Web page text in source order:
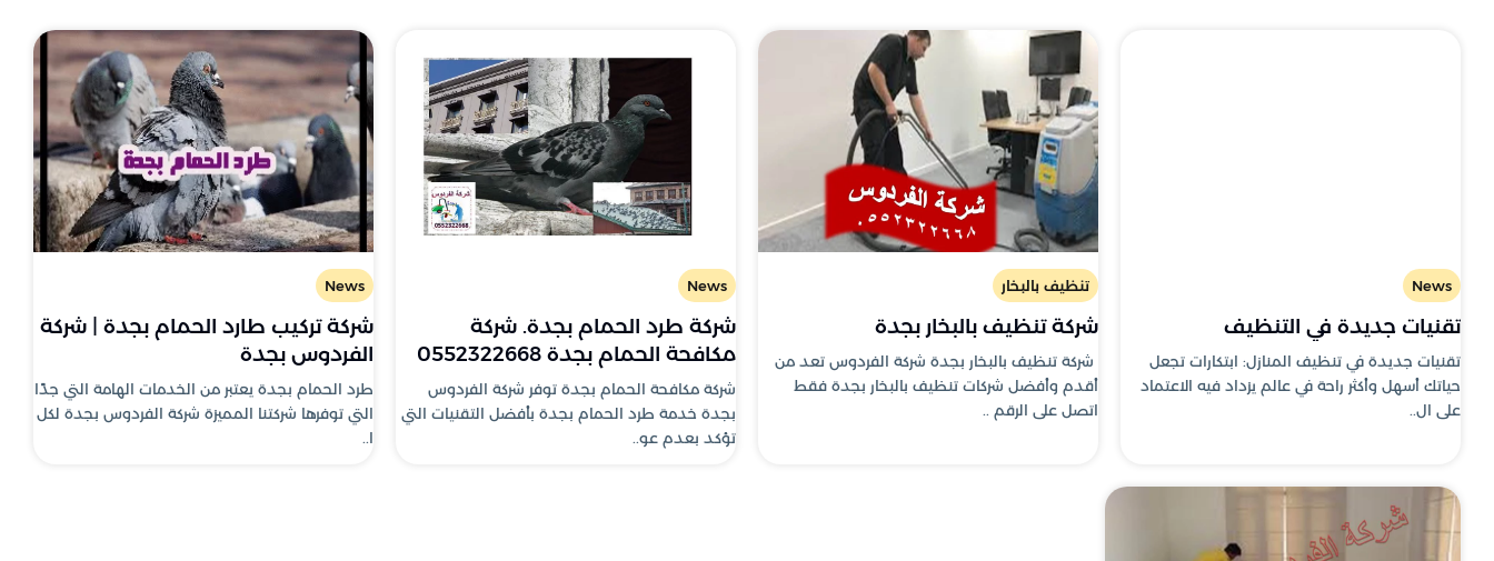
News
تقنيات جديدة في التنظيف
تقنيات جديدة في تنظيف المنازل: ابتكارات تجعل
حياتك أسهل وأكثر راحة في عالم يزداد فيه الاعتماد
على ال..
تنظيف بالبخار
شركة تنظيف بالبخار بجدة
شركة تنظيف بالبخار بجدة شركة الفردوس تعد من
أقدم وأفضل شركات تنظيف بالبخار بجدة فقط
اتصل على الرقم ..
News
شركة طرد الحمام بجدة. شركة
مكافحة الحمام بجدة 0552322668
شركة مكافحة الحمام بجدة توفر شركة الفردوس
بجدة خدمة طرد الحمام بجدة بأفضل التقنيات التي
تؤكد بعدم عو..
News
شركة تركيب طارد الحمام بجدة | شركة
الفردوس بجدة
طرد الحمام بجدة يعتبر من الخدمات الهامة التي جدًا
التي توفرها شركتنا المميزة شركة الفردوس بجدة لكل
ا..